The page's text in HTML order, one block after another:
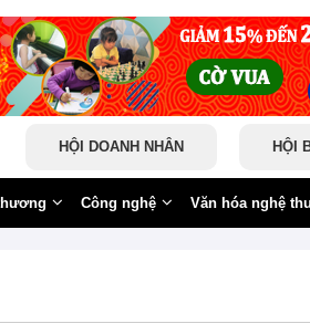
HỘI DOANH NHÂN HỘI
Công nghệ Văn hóa nghệ